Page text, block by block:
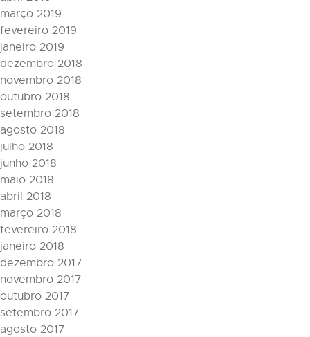
março 2019
fevereiro 2019
janeiro 2019
dezembro 2018
novembro 2018
outubro 2018
setembro 2018
agosto 2018
julho 2018
junho 2018
maio 2018
abril 2018
março 2018
fevereiro 2018
janeiro 2018
dezembro 2017
novembro 2017
outubro 2017
setembro 2017
agosto 2017